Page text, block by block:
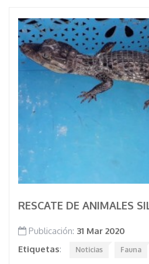
RESCATE DE ANIMALES
Publicación: 31 Mar 2020
Etiquetas: Noticias Fauna